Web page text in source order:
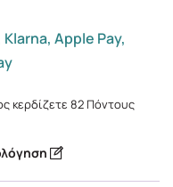
Apple Pay,
κερδίζετε 82 Πόντους